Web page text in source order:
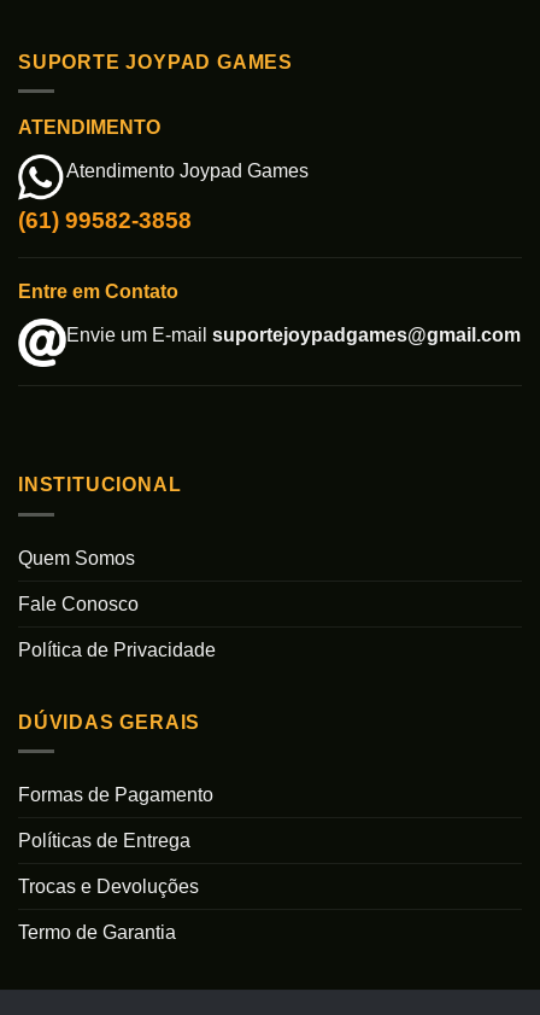
SUPORTE JOYPAD GAMES
ATENDIMENTO
Atendimento Joypad Games
(61) 99582-3858
Entre em Contato
Envie um E-mail suportejoypadgames@gmail.com
INSTITUCIONAL
Quem Somos
Fale Conosco
Política de Privacidade
DÚVIDAS GERAIS
Formas de Pagamento
Políticas de Entrega
Trocas e Devoluções
Termo de Garantia